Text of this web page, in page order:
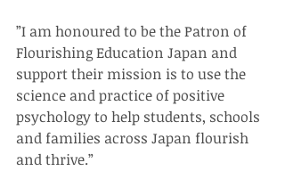
”I am honoured to be the Patron of
Flourishing Education Japan and
support their mission is to use the
science and practice of positive
psychology to help students, schools
and families across Japan flourish
and thrive.”